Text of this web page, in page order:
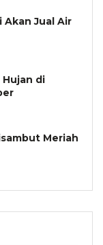
Akan Jual Air
Hujan di
Meriah